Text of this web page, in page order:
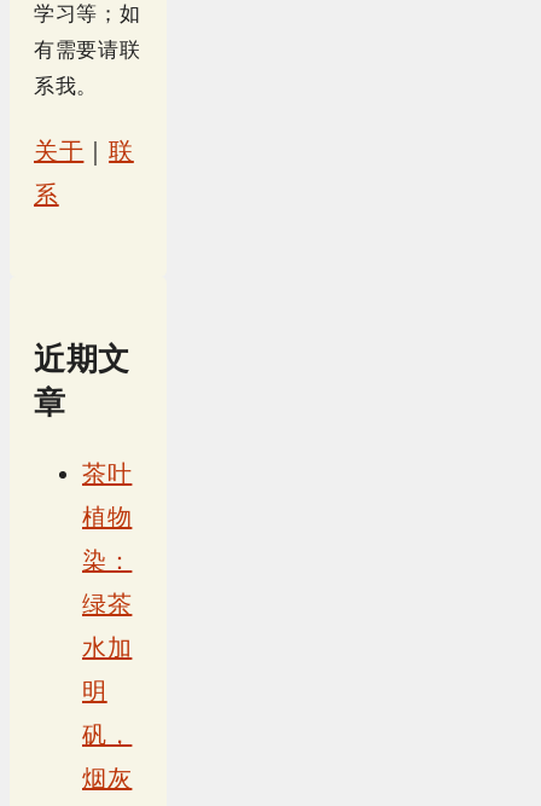
学习等；如
有需要请联
系我。
关于 ｜联
系
近期文
章
茶叶
植物
染：
绿茶
水加
明
矾，
烟灰